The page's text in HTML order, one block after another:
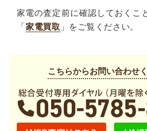
家電の査定前に確認しておくこ
「 家電買取 」をご覧ください。
こちらからお問い合わせ